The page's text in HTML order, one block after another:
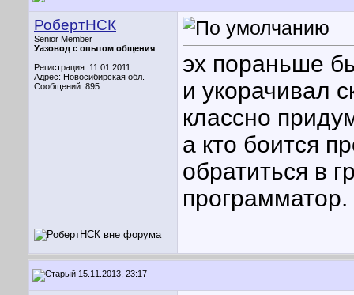
РобертНСК
Senior Member
Уазовод с опытом общения
Регистрация: 11.01.2011
Адрес: Новосибирская обл.
Сообщений: 895
эх пораньше
и укорачивал
классно
а кто боится
обратиться в
15.11.2013, 23:17